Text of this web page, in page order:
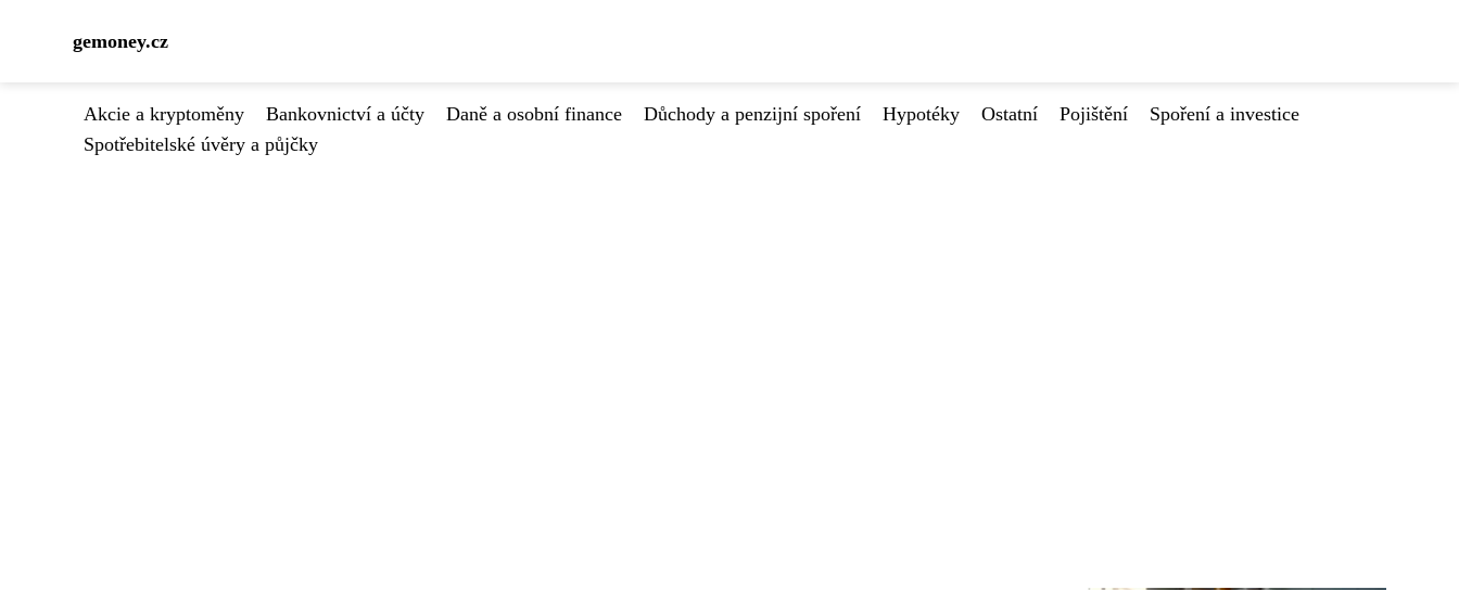
gemoney.cz
Akcie a kryptoměny Bankovnictví a účty Daně a osobní finance Důchody a penzijní spoření Hypotéky Ostatní Pojištění
Spoření a investice
Spotřebitelské úvěry a půjčky